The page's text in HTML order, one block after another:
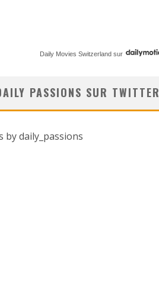
Daily Movies Switzerland sur
PASSIONS SUR TWITTER
by daily_passions